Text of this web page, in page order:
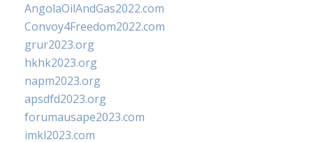
AngolaOilAndGas2022.com
Convoy4Freedom2022.com
grur2023.org
hkhk2023.org
napm2023.org
apsdfd2023.org
forumausape2023.com
imkl2023.com